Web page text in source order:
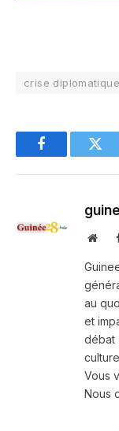
crise diplomatique
Facebook
au
et
débat
Vous
Nous